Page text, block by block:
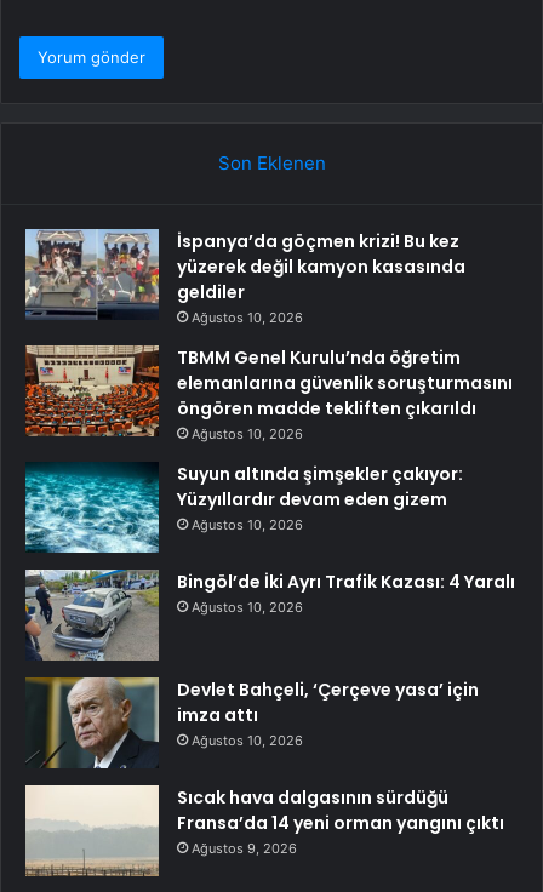
Son Eklenen
İspanya’da göçmen krizi! Bu kez
yüzerek değil kamyon kasasında
geldiler
Ağustos 10, 2026
TBMM Genel Kurulu’nda öğretim
elemanlarına güvenlik soruşturmasını
öngören madde tekliften çıkarıldı
Ağustos 10, 2026
Suyun altında şimşekler çakıyor:
Yüzyıllardır devam eden gizem
Ağustos 10, 2026
Bingöl’de İki Ayrı Trafik Kazası: 4 Yaralı
Ağustos 10, 2026
Devlet Bahçeli, ‘Çerçeve yasa’ için
imza attı
Ağustos 10, 2026
Sıcak hava dalgasının sürdüğü
Fransa’da 14 yeni orman yangını çıktı
Ağustos 9, 2026